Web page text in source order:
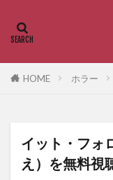
HOME ホラー
イット・フォ
え）を無料視